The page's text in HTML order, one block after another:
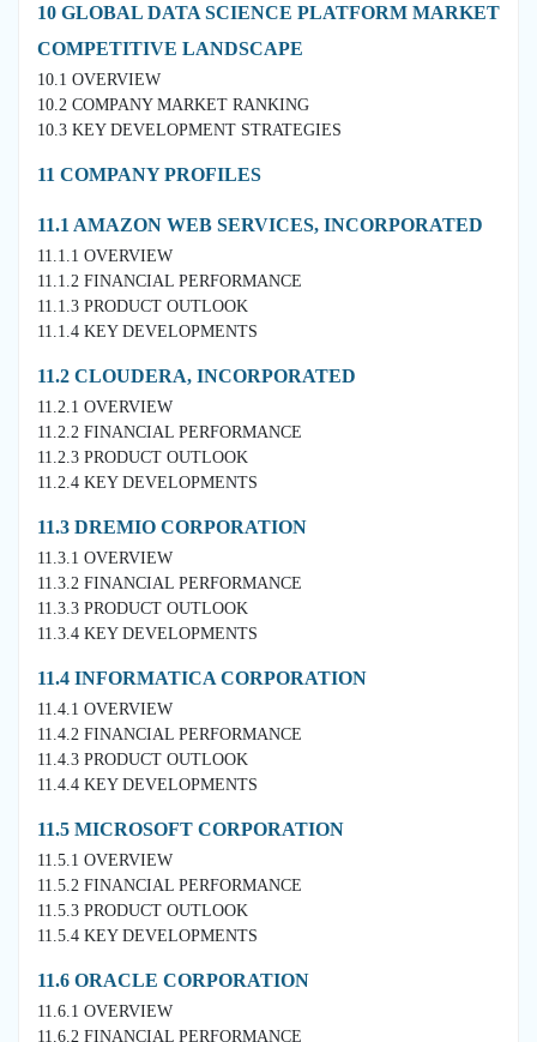
10 GLOBAL DATA SCIENCE PLATFORM MARKET
COMPETITIVE LANDSCAPE
10.1 OVERVIEW
10.2 COMPANY MARKET RANKING
10.3 KEY DEVELOPMENT STRATEGIES
11 COMPANY PROFILES
11.1 AMAZON WEB SERVICES, INCORPORATED
11.1.1 OVERVIEW
11.1.2 FINANCIAL PERFORMANCE
11.1.3 PRODUCT OUTLOOK
11.1.4 KEY DEVELOPMENTS
11.2 CLOUDERA, INCORPORATED
11.2.1 OVERVIEW
11.2.2 FINANCIAL PERFORMANCE
11.2.3 PRODUCT OUTLOOK
11.2.4 KEY DEVELOPMENTS
11.3 DREMIO CORPORATION
11.3.1 OVERVIEW
11.3.2 FINANCIAL PERFORMANCE
11.3.3 PRODUCT OUTLOOK
11.3.4 KEY DEVELOPMENTS
11.4 INFORMATICA CORPORATION
11.4.1 OVERVIEW
11.4.2 FINANCIAL PERFORMANCE
11.4.3 PRODUCT OUTLOOK
11.4.4 KEY DEVELOPMENTS
11.5 MICROSOFT CORPORATION
11.5.1 OVERVIEW
11.5.2 FINANCIAL PERFORMANCE
11.5.3 PRODUCT OUTLOOK
11.5.4 KEY DEVELOPMENTS
11.6 ORACLE CORPORATION
11.6.1 OVERVIEW
11.6.2 FINANCIAL PERFORMANCE